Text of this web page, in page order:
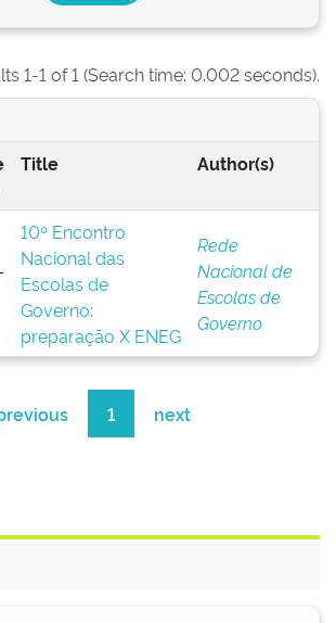
1-1 of 1 (Search time: 0.002 seconds).
Title Author(s)
10º Encontro
Nacional das
Escolas de
Governo:
preparação X ENEG
Rede
Nacional de
Escolas de
Governo
1 next